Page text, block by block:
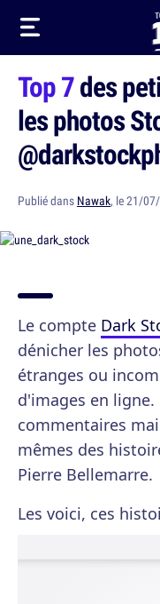
Top 7des
les photos
Publié dans Nawak, le 21/
Le compte Dark
dénicher les
étranges ou
d'images en ligne.
commentaires
mêmes des
Pierre Bellemarre.
Les voici, ces